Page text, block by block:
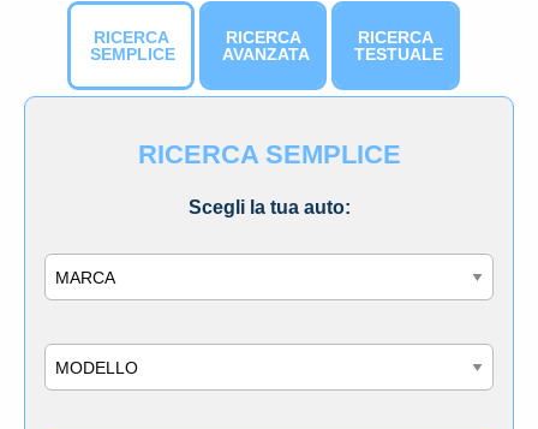
RICERCA
SEMPLICE
RICERCA
AVANZATA
RICERCA
TESTUALE
RICERCA SEMPLICE
Scegli la tua auto: